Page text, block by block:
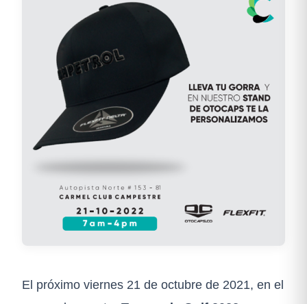
El próximo viernes 21 de octubre de 2021, en el